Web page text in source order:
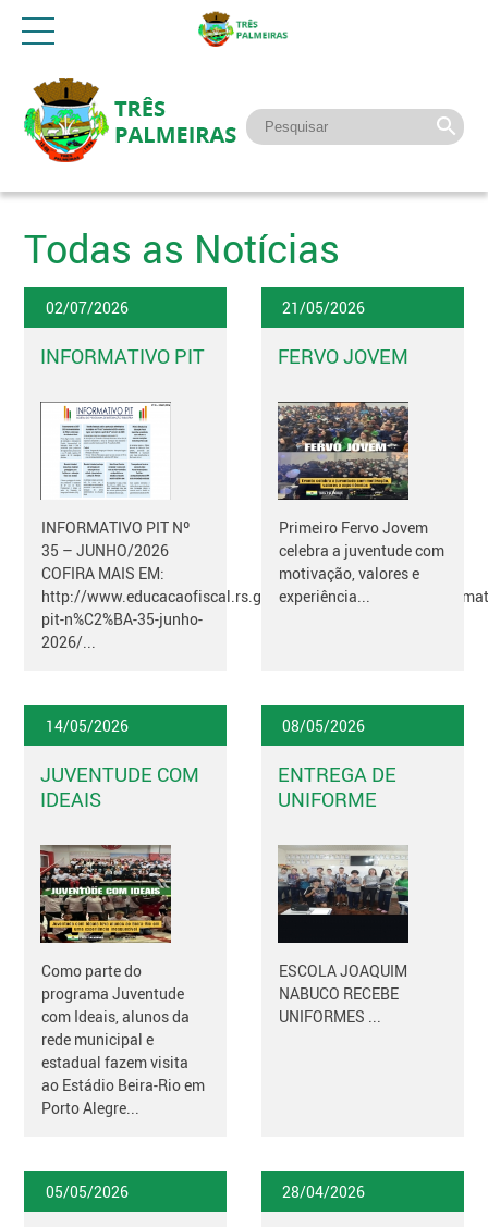
Todas as Notícias
02/07/2026
INFORMATIVO PIT
INFORMATIVO PIT Nº
35 – JUNHO/2026
COFIRA MAIS EM:
http://www.educacaofiscal.rs.gov.br/noticias/2026/06/
pit-n%C2%BA-35-junho-
2026/...
21/05/2026
FERVO JOVEM
Primeiro Fervo Jovem
celebra a juventude com
motivação, valores e
experiência...
14/05/2026
JUVENTUDE COM
IDEAIS
Como parte do
programa Juventude
com Ideais, alunos da
rede municipal e
estadual fazem visita
ao Estádio Beira-Rio em
Porto Alegre...
08/05/2026
ENTREGA DE
UNIFORME
ESCOLA JOAQUIM
NABUCO RECEBE
UNIFORMES ...
05/05/2026 28/04/2026